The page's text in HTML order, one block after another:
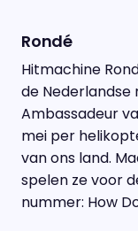
Rondé
Hitmachine
de Nederlandse
Ambassadeur
mei per
van ons land.
spelen ze voor
nummer: How